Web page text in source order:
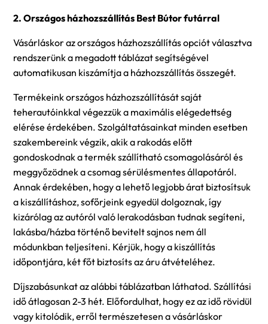
2. Országos házhozszállítás Best Bútor futárral
Vásárláskor az országos házhozszállítás opciót választva
rendszerünk a megadott táblázat segítségével
automatikusan kiszámítja a házhozszállítás összegét.
Termékeink országos házhozszállítását saját
teherautóinkkal végezzük a maximális elégedettség
elérése érdekében. Szolgáltatásainkat minden esetben
szakembereink végzik, akik a rakodás előtt
gondoskodnak a termék szállítható csomagolásáról és
meggyőzödnek a csomag sérülésmentes állapotáról.
Annak érdekében, hogy a lehető legjobb árat biztosítsuk
a kiszállításhoz, sofőrjeink egyedül dolgoznak, így
kizárólag az autóról való lerakodásban tudnak segíteni,
lakásba/házba történő bevitelt sajnos nem áll
módunkban teljesíteni. Kérjük, hogy a kiszállítás
időpontjára, két főt biztosíts az áru átvételéhez.
Díjszabásunkat az alábbi táblázatban láthatod. Szállítási
idő átlagosan 2-3 hét. Előfordulhat, hogy ez az idő rövidül
vagy kitolódik, erről természetesen a vásárláskor